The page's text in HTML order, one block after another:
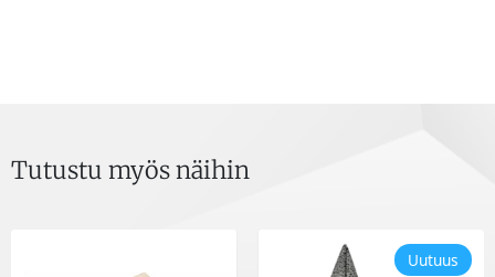
Tutustu myös näihin
Uutuus